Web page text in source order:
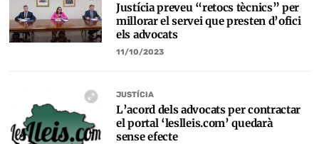
Justícia preveu “retocs tècnics” per
millorar el servei que presten d’ofici
els advocats
11/10/2023
JUSTÍCIA
L’acord dels advocats per contractar
el portal ‘leslleis.com’ quedarà
sense efecte